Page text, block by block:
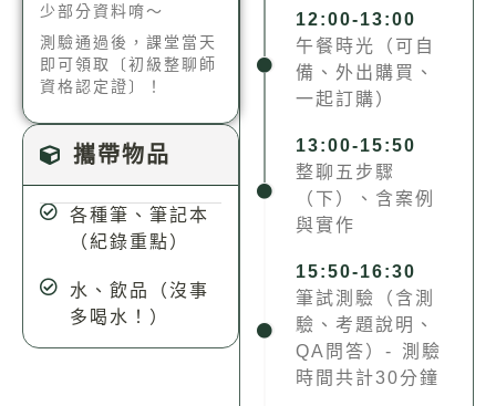
12:00-13:00
午餐時光（可自
備、外出購買、
一起訂購）
13:00-15:50
整聊五步驟
（下）、含案例
與實作
15:50-16:30
筆試測驗（含測
驗、考題說明、
QA問答）- 測驗
時間共計30分鐘
少部分資料唷～
測驗通過後，課堂當天
即可領取〔初級整聊師
資格認定證〕！
攜帶物品
各種筆、筆記本
（紀錄重點）
水、飲品（沒事
多喝水！）